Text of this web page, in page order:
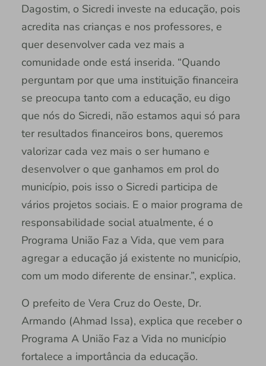
Dagostim, o Sicredi investe na educação, pois
acredita nas crianças e nos professores, e
quer desenvolver cada vez mais a
comunidade onde está inserida. “Quando
perguntam por que uma instituição financeira
se preocupa tanto com a educação, eu digo
que nós do Sicredi, não estamos aqui só para
ter resultados financeiros bons, queremos
valorizar cada vez mais o ser humano e
desenvolver o que ganhamos em prol do
município, pois isso o Sicredi participa de
vários projetos sociais. E o maior programa de
responsabilidade social atualmente, é o
Programa União Faz a Vida, que vem para
agregar a educação já existente no município,
com um modo diferente de ensinar.”, explica.
O prefeito de Vera Cruz do Oeste, Dr.
Armando (Ahmad Issa), explica que receber o
Programa A União Faz a Vida no município
fortalece a importância da educação.